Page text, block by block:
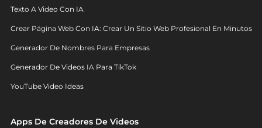
Texto A Video Con IA
Crear Página Web Con IA: Crear Un Sitio Web Profesional En Minutos
Generador De Nombres Para Empresas
Generador De Videos IA Para TikTok
YouTube Video Ideas
Apps De Creadores De Videos